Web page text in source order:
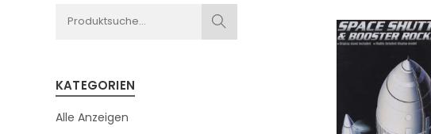
KATEGORIEN
Alle Anzeigen